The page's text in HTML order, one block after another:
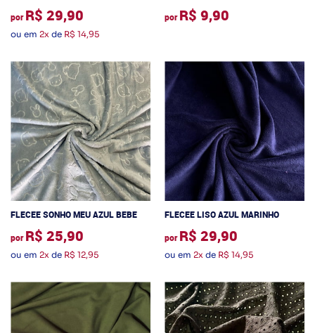
por R$ 29,90
ou em 2x de R$ 14,95
por R$ 9,90
FLECEE SONHO MEU AZUL BEBE
por R$ 25,90
ou em 2x de R$ 12,95
FLECEE LISO AZUL MARINHO
por R$ 29,90
ou em 2x de R$ 14,95